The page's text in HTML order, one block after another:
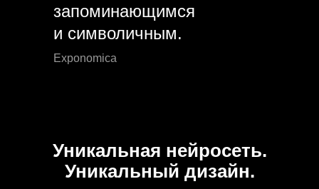
запоминающимся
и символичным.
Exponomica
Уникальная нейросеть.
Уникальный дизайн.